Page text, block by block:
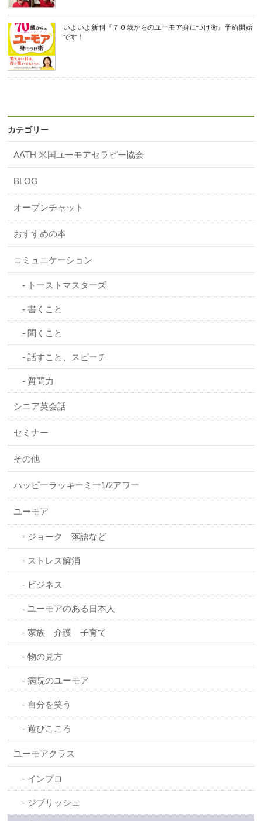
いよいよ新刊『７０歳からのユーモア身につけ術』予約開始
です！
カテゴリー
AATH 米国ユーモアセラピー協会
BLOG
オープンチャット
おすすめの本
コミュニケーション
トーストマスターズ
書くこと
聞くこと
話すこと、スピーチ
質問力
シニア英会話
セミナー
その他
ハッピーラッキーミー1/2アワー
ユーモア
ジョーク 落語など
ストレス解消
ビジネス
ユーモアのある日本人
家族 介護 子育て
物の見方
病院のユーモア
自分を笑う
遊びこころ
ユーモアクラス
インプロ
ジブリッシュ